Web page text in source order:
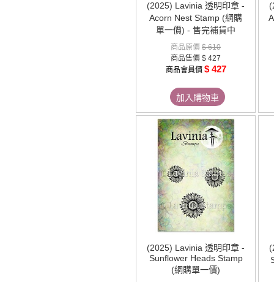
(2025) Lavinia 透明印章 -
Acorn Nest Stamp (網購
單一價) - 售完補貨中
商品原價 $ 610
商品售價 $ 427
商品會員價 $ 427
加入購物車
(2025) Lavinia 透明印章 -
Sunflower Heads Stamp
(網購單一價)